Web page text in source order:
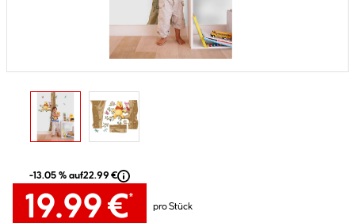
-13.05 % auf22.99 €
19.99 €*
pro Stück